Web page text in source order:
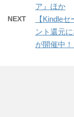
ア』ほか
NEXT
【Kindle
ント還元
が開催中